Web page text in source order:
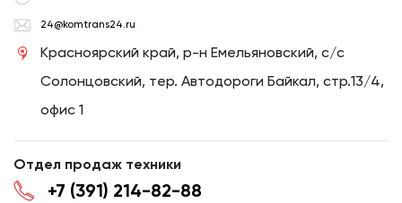
24@komtrans24.ru
Красноярский край, р-н Емельяновский, с/с
Солонцовский, тер. Автодороги Байкал, стр.13/4,
офис 1
Отдел продаж техники
+7 (391) 214-82-88